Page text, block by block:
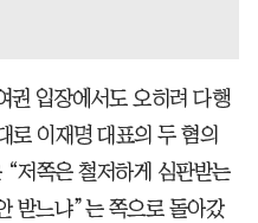
권 입장에서도 오히려 다행
로 이재명 대표의 두 혐의
저쪽은 철저하게 심판받는
받느냐”는 쪽으로 돌아갔